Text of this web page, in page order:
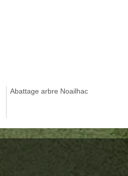
Abattage arbre Noailhac